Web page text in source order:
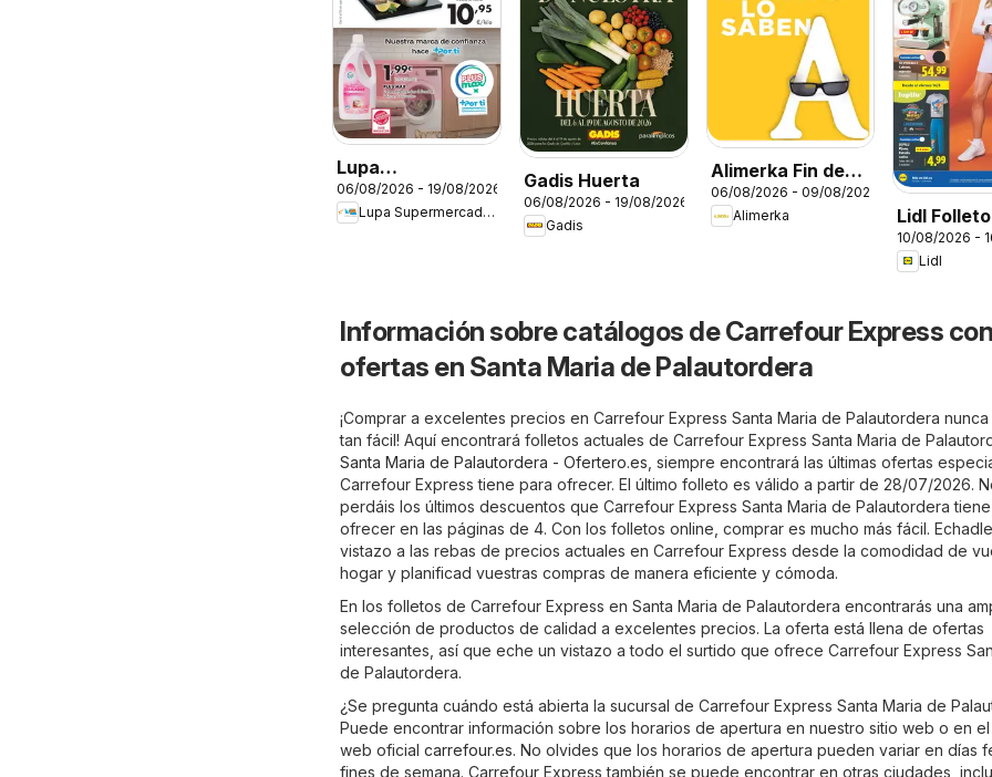
Lupa
Supermercados
Folleto
06/08/2026 - 19/08/2026
Lupa Supermercados
Gadis Huerta
06/08/2026 - 19/08/2026
Gadis
Alimerka Fin de
semana
06/08/2026 - 09/08/2026
Alimerka
Lidl
bazar
10/08/2026 -
Lidl
Información sobre catálogos de Carrefour Express con
ofertas en Santa Maria de Palautordera
¡Comprar a excelentes precios en Carrefour Express Santa Maria de Palautordera
tan fácil! Aquí encontrará folletos actuales de Carrefour Express Santa Maria de
Santa Maria de Palautordera - Ofertero.es , siempre encontrará las últimas ofertas
Carrefour Express tiene para ofrecer. El último folleto es válido a partir de 28/07/2026.
perdáis los últimos descuentos que Carrefour Express Santa Maria de Palautordera
ofrecer en las páginas de 4. Con los folletos online, comprar es mucho más fácil.
vistazo a las rebas de precios actuales en Carrefour Express desde la comodidad de
hogar y planificad vuestras compras de manera eficiente y cómoda.
En los folletos de Carrefour Express en Santa Maria de Palautordera encontrarás una
selección de productos de calidad a excelentes precios. La oferta está llena de ofertas
interesantes, así que eche un vistazo a todo el surtido que ofrece Carrefour Express
de Palautordera.
¿Se pregunta cuándo está abierta la sucursal de Carrefour Express Santa Maria de
Puede encontrar información sobre los horarios de apertura en nuestro sitio web o en
web oficial carrefour.es. No olvides que los horarios de apertura pueden variar en días
fines de semana. Carrefour Express también se puede encontrar en otras ciudades,